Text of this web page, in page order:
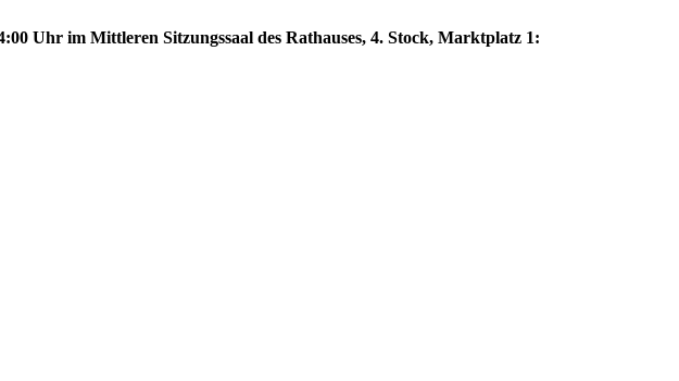
Uhr im Mittleren Sitzungssaal des Rathauses, 4. Stock, Marktplatz 1: